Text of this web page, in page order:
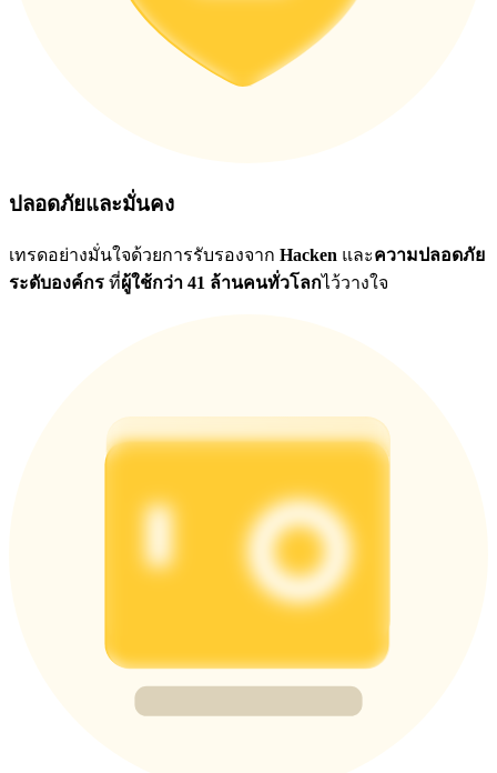
ปลอดภัยและมั่นคง
เทรดอย่างมั่นใจด้วยการรับรองจาก Hacken และความปลอดภัย
ระดับองค์กร ที่ผู้ใช้กว่า 41 ล้านคนทั่วโลกไว้วางใจ